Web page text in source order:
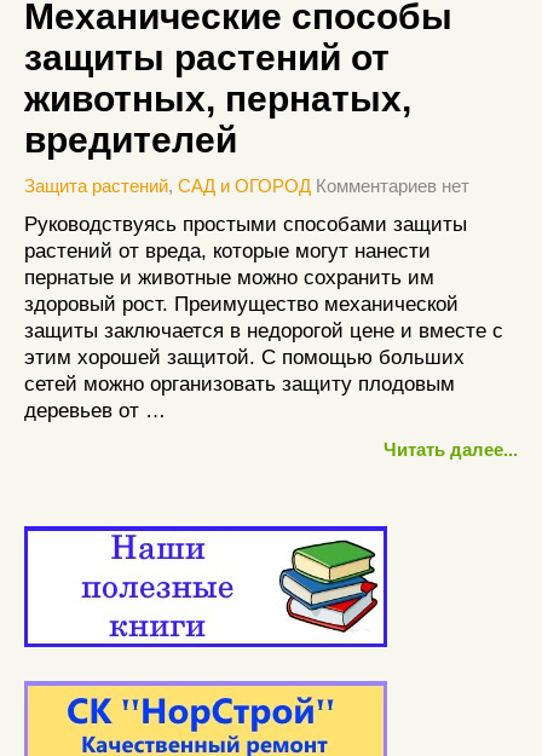
Механические способы
защиты растений от
животных, пернатых,
вредителей
Защита растений, САД и ОГОРОД Комментариев нет
Руководствуясь простыми способами защиты
растений от вреда, которые могут нанести
пернатые и животные можно сохранить им
здоровый рост. Преимущество механической
защиты заключается в недорогой цене и вместе с
этим хорошей защитой. С помощью больших
сетей можно организовать защиту плодовым
деревьев от …
Читать далее...